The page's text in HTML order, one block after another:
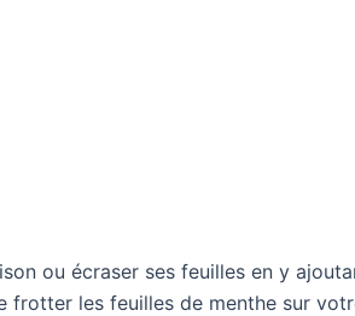
ou écraser ses feuilles en y
frotter les feuilles de menthe sur